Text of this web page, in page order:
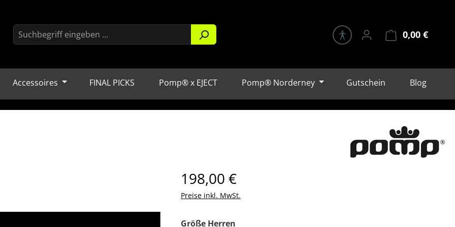
0,00 €
Accessoires FINAL PICKS Pomp® x EJECT Pomp® Norderney Gutschein Blog
Regulärer Preis:
198,00 €
Preise inkl. MwSt.
Größe Herren